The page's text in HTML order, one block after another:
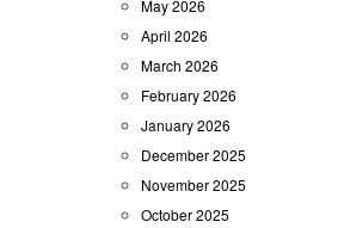
May 2026
April 2026
March 2026
February 2026
January 2026
December 2025
November 2025
October 2025